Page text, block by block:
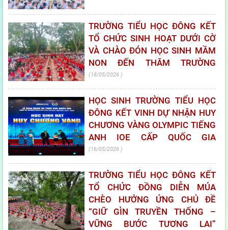
TRƯỜNG TIỂU HỌC ĐÔNG KẾT
TỔ CHỨC SINH HOẠT DƯỚI CỜ
VÀ CHÀO ĐÓN HỌC SINH MẦM
NON ĐẾN THĂM TRƯỜNG
18/05/2026
HỌC SINH TRƯỜNG TIỂU HỌC
ĐÔNG KẾT VINH DỰ NHẬN HUY
CHƯƠNG VÀNG OLYMPIC TIẾNG
ANH IOE CẤP QUỐC GIA
16/05/2026
TRƯỜNG TIỂU HỌC ĐÔNG KẾT
TỔ CHỨC ĐỒNG DIỄN MÚA
CHÈO HƯỞNG ỨNG CHỦ ĐỀ
“GIỮ GÌN TRUYỀN THỐNG –
VỮNG BƯỚC TƯƠNG LAI”